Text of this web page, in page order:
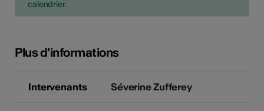
calendrier.
Plus d'informations
Intervenants Séverine Zufferey